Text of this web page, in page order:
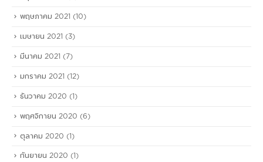
พฤษภาคม 2021 (10)
เมษายน 2021 (3)
มีนาคม 2021 (7)
มกราคม 2021 (12)
ธันวาคม 2020 (1)
พฤศจิกายน 2020 (6)
ตุลาคม 2020 (1)
กันยายน 2020 (1)